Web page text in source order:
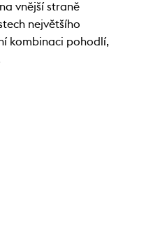
vnější straně
největšího
kombinaci pohodlí,